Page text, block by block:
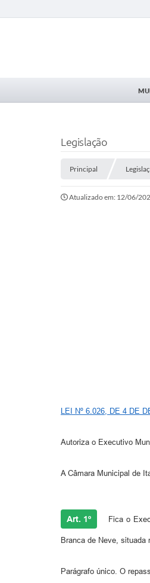
Legislação
Principal
Atualizado em: 12/06/
LEI Nº 6.026, DE 4 DE
Autoriza o Executivo
A Câmara Municipal de
Art. 1º Fica o
Branca de Neve, situada
Parágrafo único. O